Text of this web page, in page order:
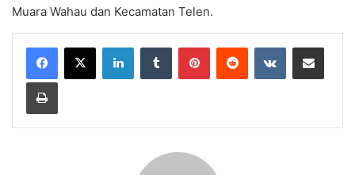
Muara Wahau dan Kecamatan Telen.